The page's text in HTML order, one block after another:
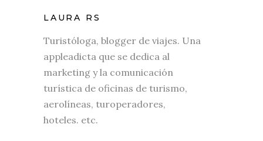
LAURA RS
Turistóloga, blogger de viajes. Una
appleadicta que se dedica al
marketing y la comunicación
turística de oficinas de turismo,
aerolíneas, turoperadores,
hoteles. etc.